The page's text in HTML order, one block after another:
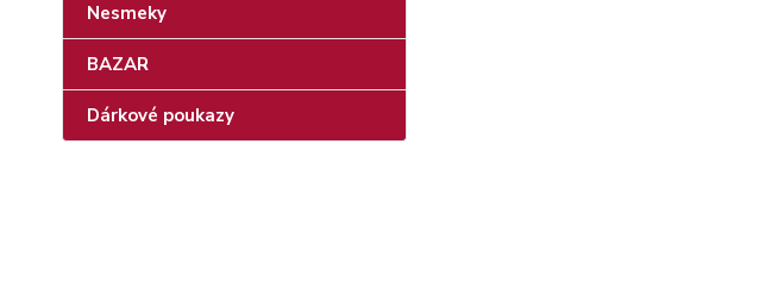
Nesmeky
BAZAR
Dárkové poukazy